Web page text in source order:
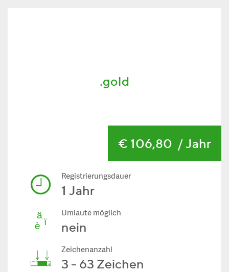
.gold
€ 106,80 / Jahr
Registrierungsdauer
1 Jahr
Umlaute möglich
nein
Zeichenanzahl
3 - 63 Zeichen